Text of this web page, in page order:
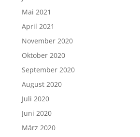
Mai 2021
April 2021
November 2020
Oktober 2020
September 2020
August 2020
Juli 2020
Juni 2020
März 2020